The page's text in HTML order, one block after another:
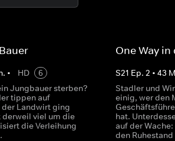
• HD
6
Jungbauer sterben?
tippen auf
Landwirt ging
viel um die
die Verleihung
One Way in
S21 Ep.2 •43
Stadler und
einig, wer den
hat.
auf der
den